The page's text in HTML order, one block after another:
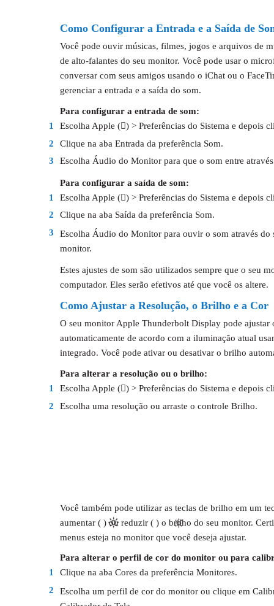
Como Configurar a Entrada e a Saída de
Você pode ouvir músicas, filmes, jogos e arquivos de
de alto-falantes do seu monitor. Você pode usar o
conversar com seus amigos usando o iChat ou o
gerenciar a entrada e a saída do som.
Para configurar a entrada de som:
1
Escolha Apple () > Preferências do Sistema e depois
2
Clique na aba Entrada da preferência Som.
3
Escolha Áudio do Monitor para que o som entre
Para configurar a saída de som:
1
Escolha Apple () > Preferências do Sistema e depois
2
Clique na aba Saída da preferência Som.
3
Escolha Áudio do Monitor para ouvir o som através do
monitor.
Estes ajustes de som são utilizados sempre que o seu
computador. Eles serão efetivos até que você os altere.
Como Ajustar a Resolução, o Brilho e a Cor
O seu monitor Apple Thunderbolt Display pode ajustar
automaticamente de acordo com a iluminação atual
integrado. Você pode ativar ou desativar o brilho
Para alterar a resolução ou o brilho:
1
Escolha Apple () > Preferências do Sistema e depois
2
Escolha uma resolução ou arraste o controle Brilho.
Você também pode utilizar as teclas de brilho em um
aumentar ( ) ou reduzir ( ) o brilho do seu monitor.
menus esteja no monitor que você deseja ajustar.
Para alterar o perfil de cor do monitor ou para
1
Clique na aba Cores da preferência Monitores.
2
Escolha um perfil de cor do monitor ou clique em